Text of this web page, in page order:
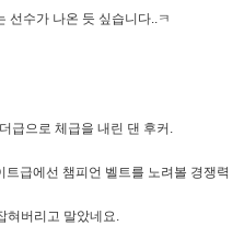
선수가 나온 듯 싶습니다..ㅋ
급으로 체급을 내린 댄 후커.
급에선 챔피언 벨트를 노려볼 경쟁력
혀버리고 말았네요.